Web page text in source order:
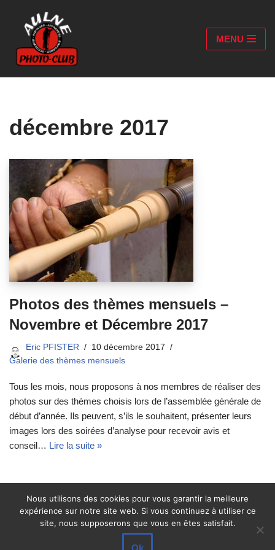
Aller
au
contenu
MENU
décembre 2017
Photos des thèmes mensuels –
Novembre et Décembre 2017
Eric PFISTER
10 décembre 2017
Galerie des thèmes mensuels
Tous les mois, nous proposons à nos membres de réaliser des
photos sur des thèmes choisis lors de l’assemblée générale de
début d’année. Ils peuvent, s’ils le souhaitent, présenter leurs
images lors des soirées d’analyse pour recevoir avis et
conseil… Lire la suite »
Nous utilisons des cookies pour vous garantir la meilleure
expérience sur notre site web. Si vous continuez à utiliser ce
site, nous supposerons que vous en êtes satisfait.
Ok